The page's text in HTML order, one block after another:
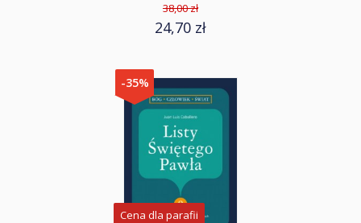
38,00 zł
24,70 zł
-35%
Cena dla parafii